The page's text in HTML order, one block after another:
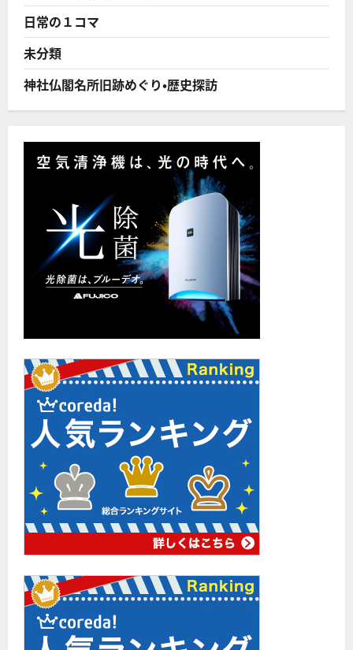
日常の１コマ
未分類
神社仏閣名所旧跡めぐり・歴史探訪